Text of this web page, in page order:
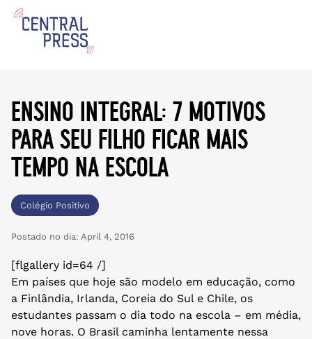
ensino integral: 7 motivos
para seu filho ficar mais
tempo na escola
Colégio Positivo
Postado no dia: April 4, 2016
[flgallery id=64 /]
Em países que hoje são modelo em educação, como
a Finlândia, Irlanda, Coreia do Sul e Chile, os
estudantes passam o dia todo na escola – em média,
nove horas. O Brasil caminha lentamente nessa